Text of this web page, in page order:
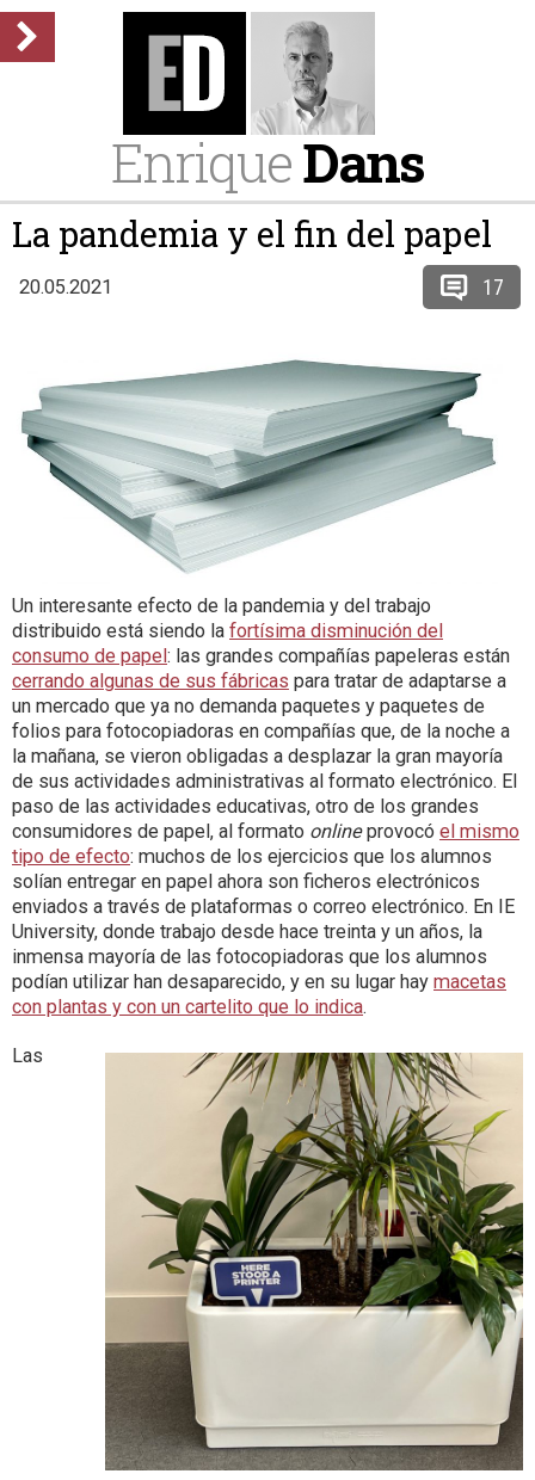
EnriqueDans
La pandemia y el fin del papel
20.05.2021 17
Un interesante efecto de la pandemia y del trabajo
distribuido está siendo la fortísima disminución del
consumo de papel : las grandes compañías papeleras están
cerrando algunas de sus fábricas para tratar de adaptarse a
un mercado que ya no demanda paquetes y paquetes de
folios para fotocopiadoras en compañías que, de la noche a
la mañana, se vieron obligadas a desplazar la gran mayoría
de sus actividades administrativas al formato electrónico. El
paso de las actividades educativas, otro de los grandes
consumidores de papel, al formato onlineprovocó el mismo
tipo de efecto: muchos de los ejercicios que los alumnos
solían entregar en papel ahora son ficheros electrónicos
enviados a través de plataformas o correo electrónico. En IE
University, donde trabajo desde hace treinta y un años, la
inmensa mayoría de las fotocopiadoras que los alumnos
podían utilizar han desaparecido, y en su lugar hay macetas
con plantas y con un cartelito que lo indica.
Las